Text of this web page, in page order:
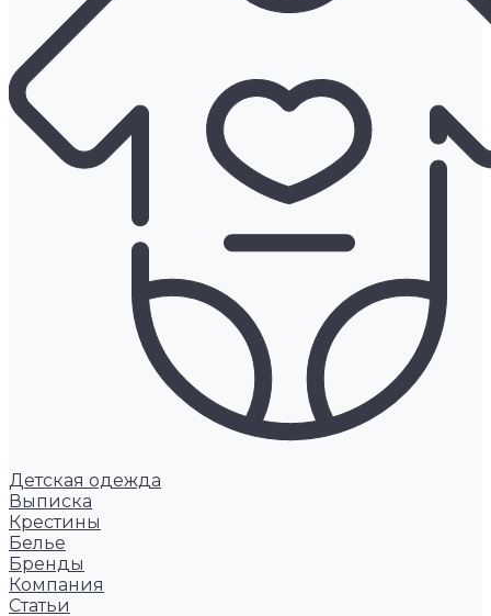
Детская одежда
Выписка
Крестины
Белье
Бренды
Компания
Статьи